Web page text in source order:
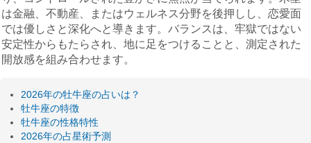
は金融、不動産、またはウェルネス分野を後押しし、恋愛面
では優しさと深化へと導きます。バランスは、牢獄ではない
安定性からもたらされ、地に足をつけることと、測定された
開放感を組み合わせます。
2026年の牡牛座の占いは？
牡牛座の特徴
牡牛座の性格特性
2026年の占星術予測